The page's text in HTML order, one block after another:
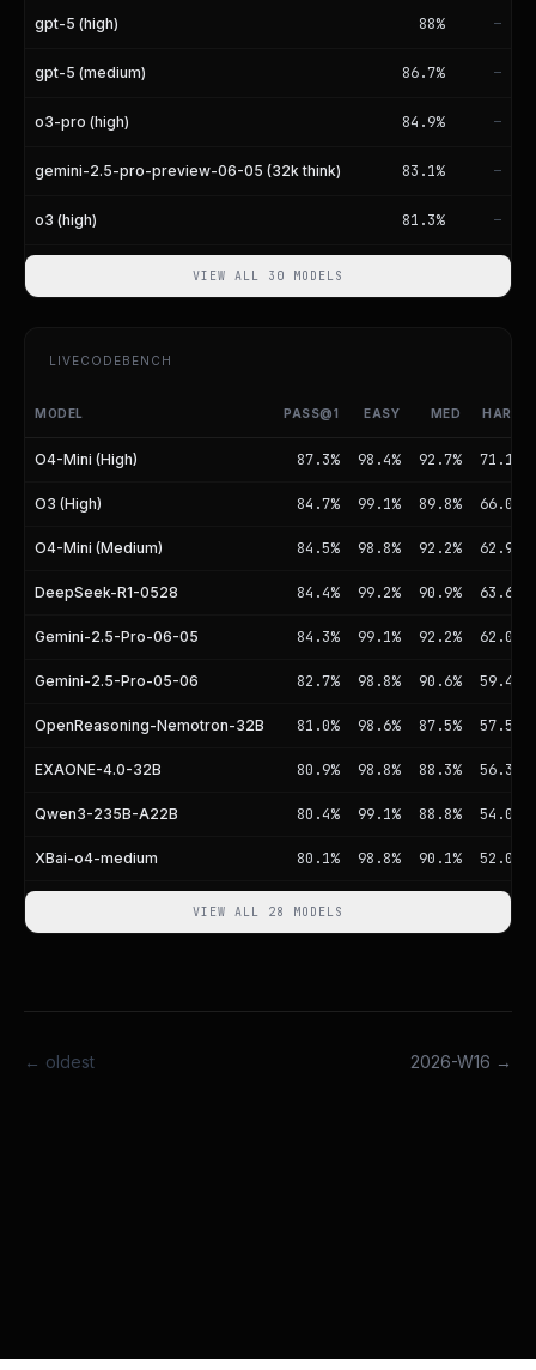
gpt-5 (high) 88% —
gpt-5 (medium) 86.7% —
o3-pro (high) 84.9% —
gemini-2.5-pro-preview-06-05 (32k think) 83.1% —
o3 (high) 81.3% —
VIEW ALL 30 MODELS
LIVECODEBENCH
LiveCodeBench Leaderboard
MODEL PASS@1 EASY MED HARD
O4-Mini (High) 87.3% 98.4% 92.7% 71.1%
O3 (High) 84.7% 99.1% 89.8% 66.0%
O4-Mini (Medium) 84.5% 98.8% 92.2% 62.9%
DeepSeek-R1-0528 84.4% 99.2% 90.9% 63.6%
Gemini-2.5-Pro-06-05 84.3% 99.1% 92.2% 62.0%
Gemini-2.5-Pro-05-06 82.7% 98.8% 90.6% 59.4%
OpenReasoning-Nemotron-32B 81.0% 98.6% 87.5% 57.5%
EXAONE-4.0-32B 80.9% 98.8% 88.3% 56.3%
Qwen3-235B-A22B 80.4% 99.1% 88.8% 54.0%
XBai-o4-medium 80.1% 98.8% 90.1% 52.0%
VIEW ALL 28 MODELS
← oldest 2026-W16 →